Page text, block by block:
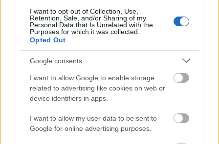
I want to opt-out of Collection, Use,
Retention, Sale, and/or Sharing of my
Personal Data that Is Unrelated with the
Purposes for which it was collected.
Opted Out
Google consents
I want to allow Google to enable storage
related to advertising like cookies on web or
device identifiers in apps.
I want to allow my user data to be sent to
Google for online advertising purposes.
Csizmadia Ervin
Címkék:külföld társadalom beszéd magyar politika politikusi
beszéd Orbán Viktor csizmadia ervin